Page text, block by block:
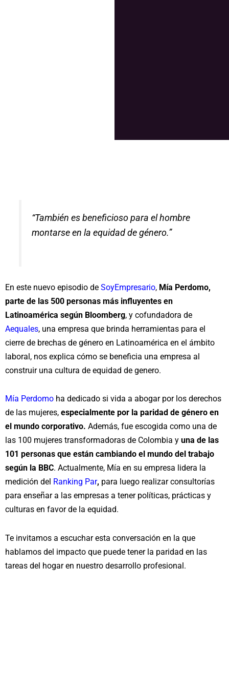
“También es beneficioso para el hombre
montarse en la equidad de género.”
En este nuevo episodio de SoyEmpresario, Mía Perdomo,
parte de las 500 personas más influyentes en
Latinoamérica según Bloomberg, y cofundadora de
Aequales, una empresa que brinda herramientas para el
cierre de brechas de género en Latinoamérica en el ámbito
laboral, nos explica cómo se beneficia una empresa al
construir una cultura de equidad de genero.
Mía Perdomo ha dedicado si vida a abogar por los derechos
de las mujeres, especialmente por la paridad de género en
el mundo corporativo. Además, fue escogida como una de
las 100 mujeres transformadoras de Colombia y una de las
101 personas que están cambiando el mundo del trabajo
según la BBC. Actualmente, Mía en su empresa lidera la
medición del Ranking Par, para luego realizar consultorías
para enseñar a las empresas a tener políticas, prácticas y
culturas en favor de la equidad.
Te invitamos a escuchar esta conversación en la que
hablamos del impacto que puede tener la paridad en las
tareas del hogar en nuestro desarrollo profesional.